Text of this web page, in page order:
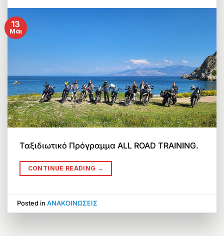
13
Μάι
Ταξιδιωτικό Πρόγραμμα ALL ROAD TRAINING.
CONTINUE READING →
Posted inΑΝΑΚΟΙΝΩΣΕΙΣ